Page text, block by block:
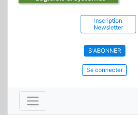
Inscription
Newsletter
S'ABONNER
Se connecter